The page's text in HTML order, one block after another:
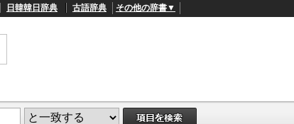
日韓韓日辞典 古語辞典 その他の辞書▼